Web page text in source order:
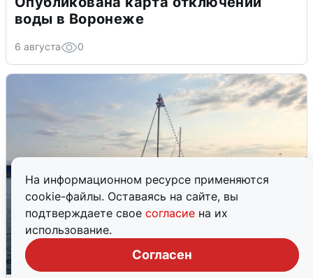
На информационном ресурсе применяются
cookie-файлы. Оставаясь на сайте, вы
подтверждаете свое согласие на их
использование.
Согласен
воды в Воронеже
6 августа 0